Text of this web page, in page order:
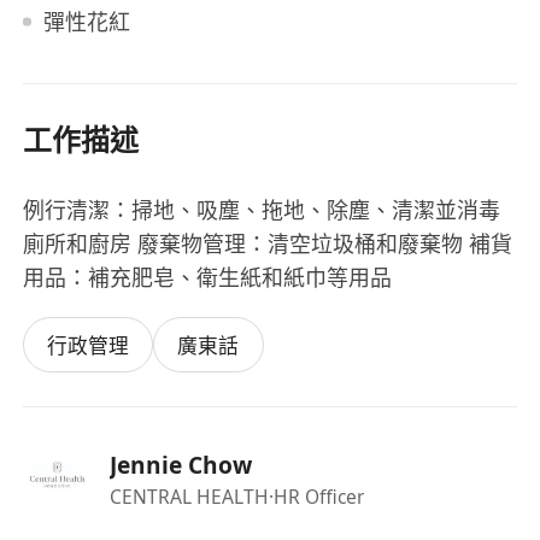
彈性花紅
工作描述
例行清潔：掃地、吸塵、拖地、除塵、清潔並消毒
廁所和廚房 廢棄物管理：清空垃圾桶和廢棄物 補貨
用品：補充肥皂、衛生紙和紙巾等用品
行政管理 廣東話
Jennie Chow
CENTRAL HEALTH·HR Officer